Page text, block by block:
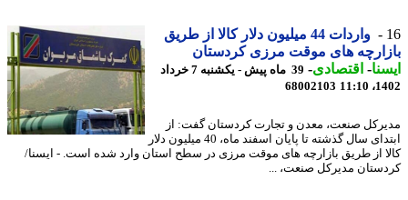
واردات 44 میلیون دلار کالا از طریق
های موقت مرزی کردستان
-اقتصادی-
39 ماه پیش - یکشنبه 7 خرداد
68002103
صنعت، معدن و تجارت کردستان گفت: از
ابتدای سال گذشته تا پایان اسفند ماه، 40 میلیون دلار
از طریق بازارچه های موقت مرزی در سطح استان وارد شده است. - ایسنا/
مدیرکل صنعت، ...